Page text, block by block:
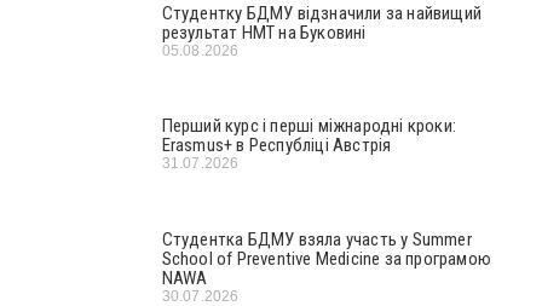
Студентку БДМУ відзначили за найвищий
результат НМТ на Буковині
05.08.2026
Перший курс і перші міжнародні кроки:
Erasmus+ в Республіці Австрія
31.07.2026
Студентка БДМУ взяла участь у Summer
School of Preventive Medicine за програмою
NAWA
30.07.2026